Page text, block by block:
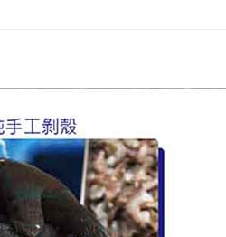
付客戶支援中心」
【注意事項】
１．透過由恩沛科技股份有限公司提供之「
交易，需依本服務之必要範圍內提供個人資
求債權轉讓予恩沛科技股份有限公司。
２．關於個人資料處理事宜，請瀏覽以下網址
黑貓冷凍-貨到付款(含到付手續費30元)
每筆NT$250